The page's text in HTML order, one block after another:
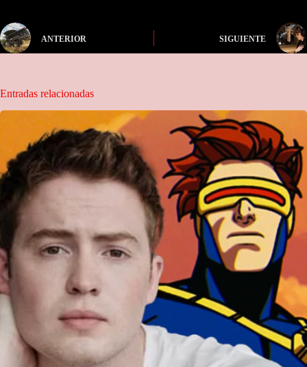
ANTERIOR SIGUIENTE
Entradas relacionadas